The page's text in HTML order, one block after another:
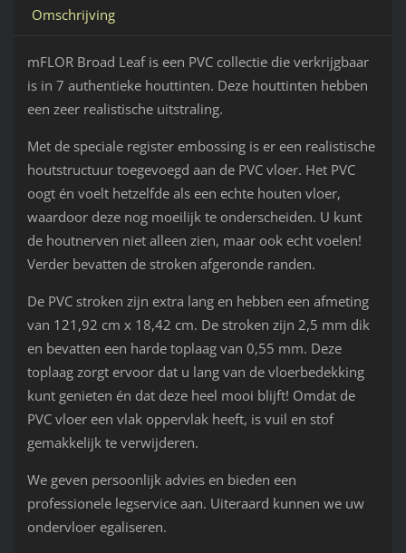
Omschrijving
mFLOR Broad Leaf is een PVC collectie die verkrijgbaar
is in 7 authentieke houttinten. Deze houttinten hebben
een zeer realistische uitstraling.
Met de speciale register embossing is er een realistische
houtstructuur toegevoegd aan de PVC vloer. Het PVC
oogt én voelt hetzelfde als een echte houten vloer,
waardoor deze nog moeilijk te onderscheiden. U kunt
de houtnerven niet alleen zien, maar ook echt voelen!
Verder bevatten de stroken afgeronde randen.
De PVC stroken zijn extra lang en hebben een afmeting
van 121,92 cm x 18,42 cm. De stroken zijn 2,5 mm dik
en bevatten een harde toplaag van 0,55 mm. Deze
toplaag zorgt ervoor dat u lang van de vloerbedekking
kunt genieten én dat deze heel mooi blijft! Omdat de
PVC vloer een vlak oppervlak heeft, is vuil en stof
gemakkelijk te verwijderen.
We geven persoonlijk advies en bieden een
professionele legservice aan. Uiteraard kunnen we uw
ondervloer egaliseren.